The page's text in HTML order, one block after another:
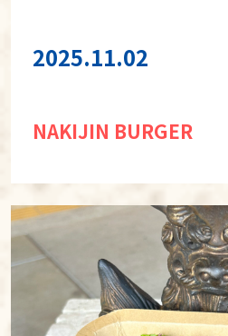
2025.11.02
NAKIJIN BURGER